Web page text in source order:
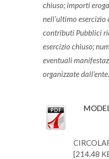
chiuso; importi
nell’ultimo
contributi Pubblici
esercizio chiuso;
eventuali
organizzate dall’ente.
[214.48